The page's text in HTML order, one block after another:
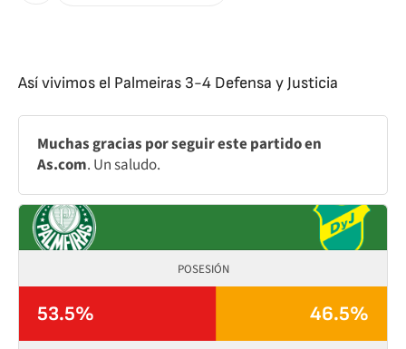
Así vivimos el Palmeiras 3-4 Defensa y Justicia
Muchas gracias por seguir este partido en
As.com. Un saludo.
POSESIÓN
53.5% 46.5%